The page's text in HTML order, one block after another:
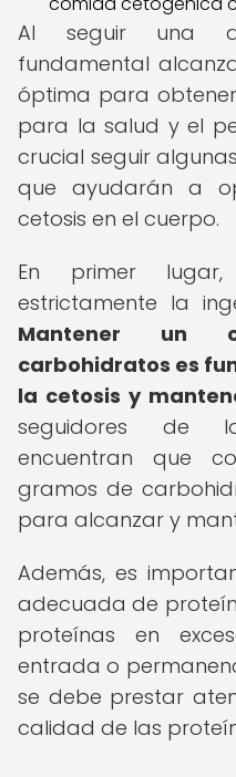
Al seguir una
fundamental
óptima para
para la salud y el
crucial seguir
que ayudarán a
cetosis en el cuerpo.
En primer
estrictamente la
Mantener un
carbohidratos es
la cetosis y
seguidores de
encuentran que
gramos de
para alcanzar y
Además, es
adecuada de
proteínas en
entrada o
se debe prestar
calidad de las